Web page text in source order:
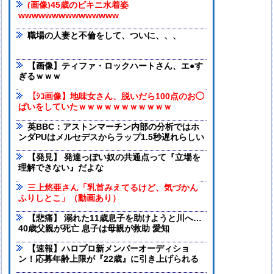
(画像)45歳のビキニ水着姿
wwwwwwwwwwwwwww
職場の人妻と不倫をして、ついに、、、
【画像】ティファ・ロックハートさん、エ●す
ぎるｗｗｗ
【ｼｺ画像】地味女さん、脱いだら100点のお◯
ぱいをしていたｗｗｗｗｗｗｗｗｗｗｗ
英BBC：アストンマーチン内部の分析ではホ
ンダPUはメルセデスからラップ1.5秒遅れらしい
【発見】 発達っぽい奴の共通点って『立場を
理解できない』だよな
三上悠亜さん「乳首みえてるけど、気づかん
ふりしとこ」（動画あり）
【悲痛】 溺れた11歳息子を助けようと川へ…
40歳父親が死亡 息子は母親が救助 愛知
【速報】ハロプロ新メンバーオーディショ
ン！応募年齢上限が『22歳』に引き上げられる